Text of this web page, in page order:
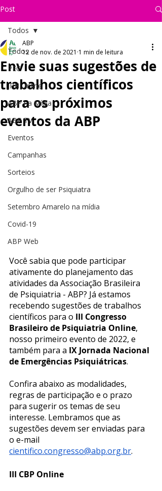
Post
Todos
PEC
JPH Online
ABP na Mídia
ABP TV
Eventos
Campanhas
Sorteios
Orgulho de ser Psiquiatra
Setembro Amarelo na mídia
Covid-19
ABP Web
Todos
Envie suas sugestões de
trabalhos científicos
para os próximos
eventos da ABP
ABP
12 de nov. de 2021 1 min de leitura
Você sabia que pode participar
ativamente do planejamento das
atividades da Associação Brasileira
de Psiquiatria - ABP? Já estamos
recebendo sugestões de trabalhos
científicos para o III Congresso
Brasileiro de Psiquiatria Online,
nosso primeiro evento de 2022, e
também para a IX Jornada Nacional
de Emergências Psiquiátricas.
Confira abaixo as modalidades,
regras de participação e o prazo
para sugerir os temas de seu
interesse. Lembramos que as
sugestões devem ser enviadas para
o e-mail
cientifico.congresso@abp.org.br.
III CBP Online